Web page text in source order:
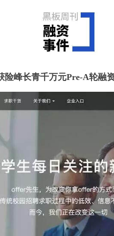
险峰长青千万元Pre-A轮融